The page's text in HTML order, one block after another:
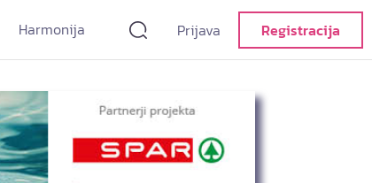
Harmonija Prijava Registracija